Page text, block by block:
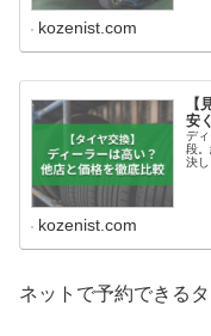
kozenist.com
【
安
デ
段
決
kozenist.com
ネットで予約できる